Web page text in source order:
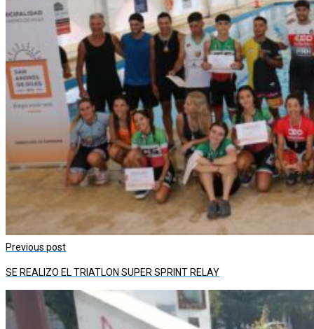
Previous post
SE REALIZO EL TRIATLON SUPER SPRINT RELAY